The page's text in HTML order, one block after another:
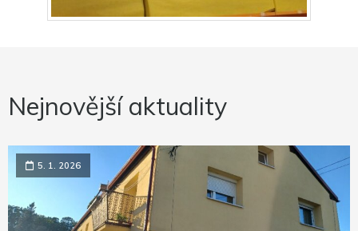
Nejnovější aktuality
5. 1. 2026